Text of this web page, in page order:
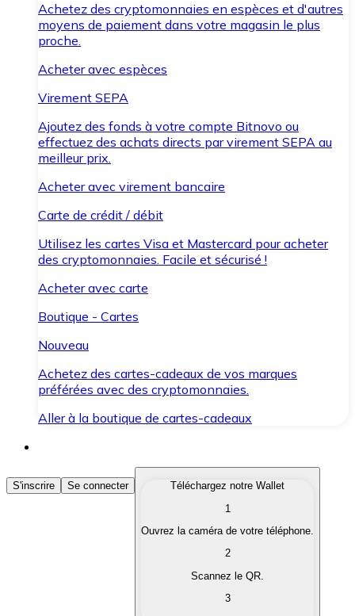
Achetez des cryptomonnaies en espèces et d'autres
moyens de paiement dans votre magasin le plus
proche.
Acheter avec espèces
Virement SEPA
Ajoutez des fonds à votre compte Bitnovo ou
effectuez des achats directs par virement SEPA au
meilleur prix.
Acheter avec virement bancaire
Carte de crédit / débit
Utilisez les cartes Visa et Mastercard pour acheter
des cryptomonnaies. Facile et sécurisé !
Acheter avec carte
Boutique - Cartes
Nouveau
Achetez des cartes-cadeaux de vos marques
préférées avec des cryptomonnaies.
Aller à la boutique de cartes-cadeaux
Acheter des Cryptomonnaies
Achetez les cryptomonnaies qui vous intéressent
Convertissez vos cryptomonnaies en monnaie
S'inscrire Se connecter
Téléchargez notre Wallet
1
Ouvrez la caméra de votre téléphone.
2
Scannez le QR.
3